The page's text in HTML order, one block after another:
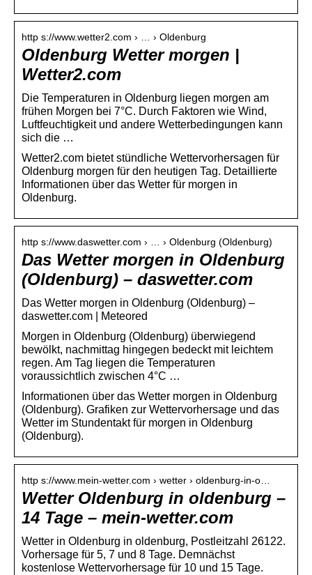
http s://www.wetter2.com › … › Oldenburg
Oldenburg Wetter morgen |
Wetter2.com
Die Temperaturen in Oldenburg liegen morgen am
frühen Morgen bei 7°C. Durch Faktoren wie Wind,
Luftfeuchtigkeit und andere Wetterbedingungen kann
sich die …
Wetter2.com bietet stündliche Wettervorhersagen für
Oldenburg morgen für den heutigen Tag. Detaillierte
Informationen über das Wetter für morgen in
Oldenburg.
http s://www.daswetter.com › … › Oldenburg (Oldenburg)
Das Wetter morgen in Oldenburg
(Oldenburg) – daswetter.com
Das Wetter morgen in Oldenburg (Oldenburg) –
daswetter.com | Meteored
Morgen in Oldenburg (Oldenburg) überwiegend
bewölkt, nachmittag hingegen bedeckt mit leichtem
regen. Am Tag liegen die Temperaturen
voraussichtlich zwischen 4°C …
Informationen über das Wetter morgen in Oldenburg
(Oldenburg). Grafiken zur Wettervorhersage und das
Wetter im Stundentakt für morgen in Oldenburg
(Oldenburg).
http s://www.mein-wetter.com › wetter › oldenburg-in-o…
Wetter Oldenburg in oldenburg –
14 Tage – mein-wetter.com
Wetter in Oldenburg in oldenburg, Postleitzahl 26122.
Vorhersage für 5, 7 und 8 Tage. Demnächst
kostenlose Wettervorhersage für 10 und 15 Tage.